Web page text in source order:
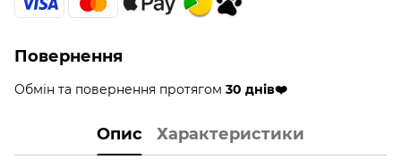
Повернення
Обмін та повернення протягом 30 днів❤️
Опис Характеристики